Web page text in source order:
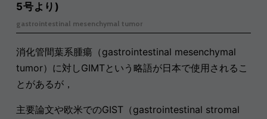
5号より)
gastrointestinal mesenchymal tumor
消化管間葉系腫瘍（gastrointestinal mesenchymal
tumor）に対しGIMTという略語が日本で使用されるこ
とがあるが，
主要論文や欧米でのGIST（gastrointestinal stromal